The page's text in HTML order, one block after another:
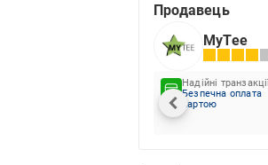
Продавець
MyTee
Надійні
Безпечна оплата
картою